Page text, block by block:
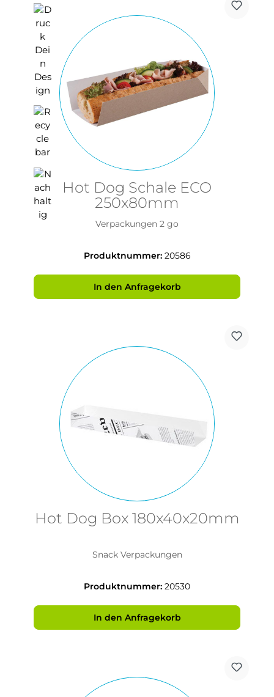
Hot Dog Schale ECO
250x80mm
Verpackungen 2 go
Produktnummer: 20586
In den Anfragekorb
Hot Dog Box 180x40x20mm
Snack Verpackungen
Produktnummer: 20530
In den Anfragekorb